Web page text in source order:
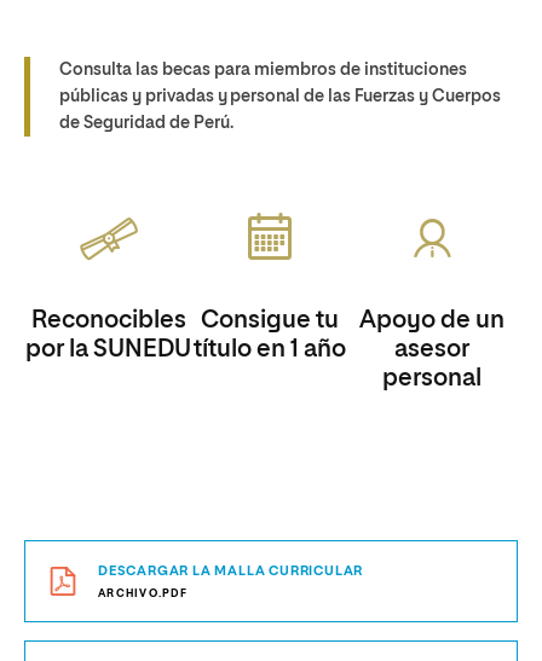
Consulta las becas para miembros de instituciones
públicas y privadas y personal de las Fuerzas y Cuerpos
de Seguridad de Perú.
Reconocibles
por la SUNEDU
Consigue tu
título en 1 año
Apoyo de un
asesor
personal
DESCARGAR LA MALLA CURRICULAR
ARCHIVO.PDF